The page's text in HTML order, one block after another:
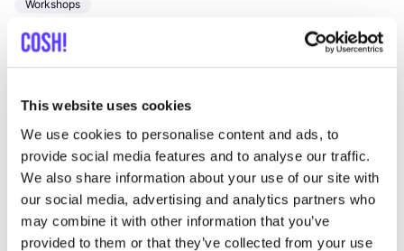
This website uses cookies
We use cookies to personalise content and ads, to
provide social media features and to analyse our traffic.
We also share information about your use of our site with
our social media, advertising and analytics partners who
may combine it with other information that you’ve
provided to them or that they’ve collected from your use
Workshops
Ajouter à l'itinéraire Visiter la boutique en ligne